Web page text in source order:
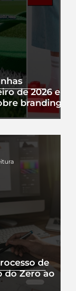
de 2026 e o
branding
de
do Zero ao